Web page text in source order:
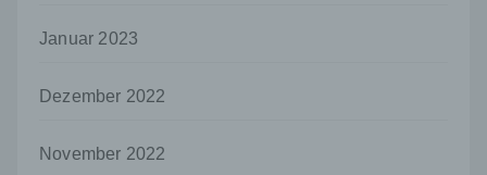
Januar 2023
Dezember 2022
November 2022
Mitgliedstaaten möglicherweise
Dritter ist eine natürliche oder juristische
Person, Behörde, Einrichtung oder andere